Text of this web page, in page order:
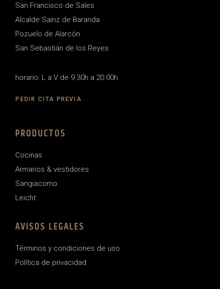
San Francisco de Sales
Alcalde Sainz de Baranda
Pozuelo de Alarcón
San Sebastián de los Reyes
horario: L a V de 9.30h a 20.00h
PEDIR CITA PREVIA
PRODUCTOS
Cocinas
Armarios & vestidores
Sangiacomo
Leicht
AVISOS LEGALES
Términos y condiciones de uso
Política de privacidad